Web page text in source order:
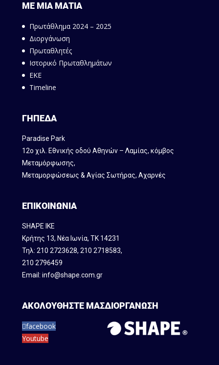
ΜΕ ΜΙΑ ΜΑΤΙΑ
Πρωτάθλημα 2024 – 2025
Διοργάνωση
Πρωταθλητές
Ιστορικό Πρωταθλημάτων
ΕΚΕ
Timeline
ΓΗΠΕΔΑ
Paradise Park
12ο χιλ. Εθνικής οδού Αθηνών – Λαμίας, κόμβος
Mεταμόρφωσης,
Μεταμορφώσεως & Αγίας Σωτήρας, Αχαρνές
ΕΠΙΚΟΙΝΩΝΙΑ
SHAPE IKE
Κρήτης 13, Νέα Ιωνία, ΤΚ 14231
Τηλ: 210 2723628, 210 2718583,
210 2796459
Email: info@shape.com.gr
ΑΚΟΛΟΥΘΗΣΤΕ ΜΑΣ
facebook
Youtube
ΔΙΟΡΓΑΝΩΣΗ